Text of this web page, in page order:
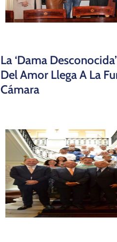
La ‘dama
Del Amor Llega A La
Cámara